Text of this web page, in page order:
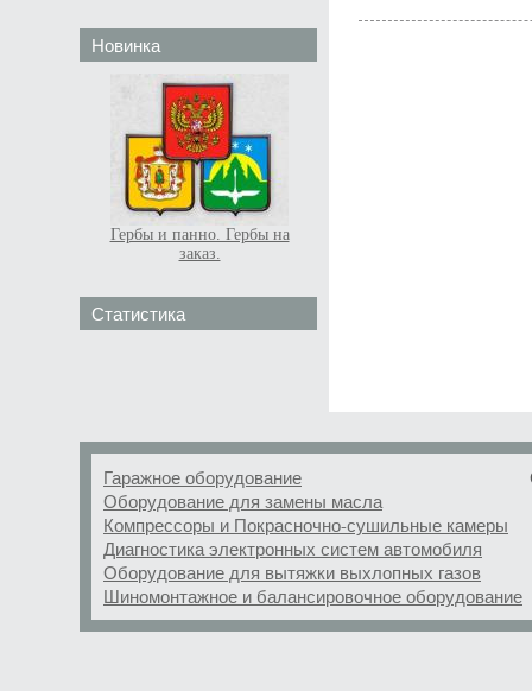
Новинка
Гербы и панно. Гербы на
заказ.
Статистика
Гаражное оборудование
Оборудование для замены масла
Компрессоры и Покрасночно-сушильные камеры
Диагностика электронных систем автомобиля
Оборудование для вытяжки выхлопных газов
Шиномонтажное и балансировочное оборудование